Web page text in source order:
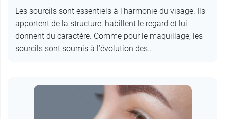
Les sourcils sont essentiels à l’harmonie du visage. Ils
apportent de la structure, habillent le regard et lui
donnent du caractère. Comme pour le maquillage, les
sourcils sont soumis à l’évolution des…